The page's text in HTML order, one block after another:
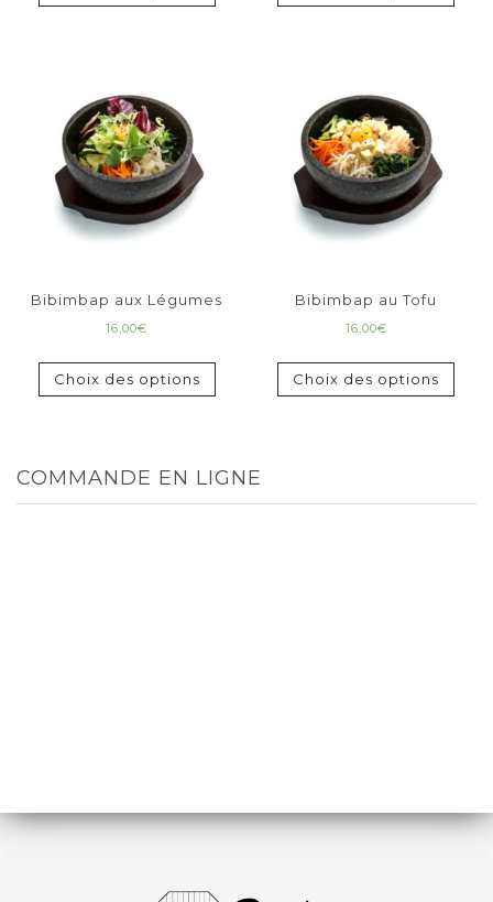
Bibimbap aux Légumes
16,00€
Choix des options
Bibimbap au Tofu
16,00€
Choix des options
COMMANDE EN LIGNE